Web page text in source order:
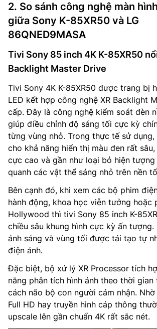
2. So sánh công nghệ màn
giữa Sony K-85XR50 và LG
86QNED9MASA
Tivi Sony 85 inch 4K K-85XR50
Backlight Master Drive
Tivi Sony 4K K-85XR50 được trang bị
LED kết hợp công nghệ XR Backlight
cấp. Đây là công nghệ kiểm soát đèn
giúp điều chỉnh độ sáng tối cực kỳ
từng vùng nhỏ. Trong thực tế sử
cho khả năng hiển thị màu đen rất
cực cao và gần như loại bỏ hiện
quanh các vật thể sáng nhỏ trên nền
Bên cạnh đó, khi xem các bộ phim
hành động, khoa học viễn tưởng hoặc
Hollywood thì tivi Sony 85 inch K-
chiều sâu khung hình cực kỳ ấn tượng.
ánh sáng và vùng tối được tái tạo tự
điện ảnh.
Đặc biệt, bộ xử lý XR Processor tích
năng phân tích hình ảnh theo thời
cách não bộ con người cảm nhận.
Full HD hay truyền hình cáp thông
upscale lên gần chuẩn 4K rất sắc nét.